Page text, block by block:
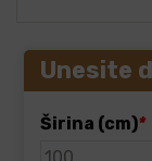
Unesite
Širina (cm)*